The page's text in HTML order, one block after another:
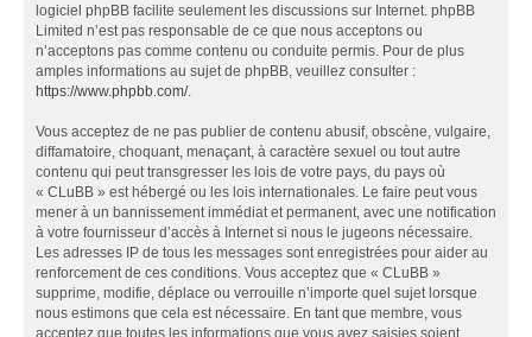
logiciel phpBB facilite seulement les discussions sur Internet. phpBB
Limited n’est pas responsable de ce que nous acceptons ou
n’acceptons pas comme contenu ou conduite permis. Pour de plus
amples informations au sujet de phpBB, veuillez consulter :
https://www.phpbb.com/.
Vous acceptez de ne pas publier de contenu abusif, obscène, vulgaire,
diffamatoire, choquant, menaçant, à caractère sexuel ou tout autre
contenu qui peut transgresser les lois de votre pays, du pays où
« CLuBB » est hébergé ou les lois internationales. Le faire peut vous
mener à un bannissement immédiat et permanent, avec une notification
à votre fournisseur d’accès à Internet si nous le jugeons nécessaire.
Les adresses IP de tous les messages sont enregistrées pour aider au
renforcement de ces conditions. Vous acceptez que « CLuBB »
supprime, modifie, déplace ou verrouille n’importe quel sujet lorsque
nous estimons que cela est nécessaire. En tant que membre, vous
acceptez que toutes les informations que vous avez saisies soient